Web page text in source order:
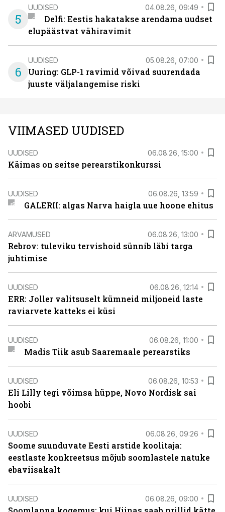
5
UUDISED 04.08.26, 09:49
Delfi: Eestis hakatakse arendama uudset
elupäästvat vähiravimit
6
UUDISED 05.08.26, 07:00
Uuring: GLP-1 ravimid võivad suurendada
juuste väljalangemise riski
VIIMASED UUDISED
UUDISED 06.08.26, 15:00
Käimas on seitse perearstikonkurssi
UUDISED 06.08.26, 13:59
GALERII: algas Narva haigla uue hoone ehitus
ARVAMUSED 06.08.26, 13:00
Rebrov: tuleviku tervishoid sünnib läbi targa
juhtimise
UUDISED 06.08.26, 12:14
ERR: Joller valitsuselt kümneid miljoneid laste
raviarvete katteks ei küsi
UUDISED 06.08.26, 11:00
Madis Tiik asub Saaremaale perearstiks
UUDISED 06.08.26, 10:53
Eli Lilly tegi võimsa hüppe, Novo Nordisk sai
hoobi
UUDISED 06.08.26, 09:26
Soome suunduvate Eesti arstide koolitaja:
eestlaste konkreetsus mõjub soomlastele natuke
ebaviisakalt
UUDISED 06.08.26, 09:00